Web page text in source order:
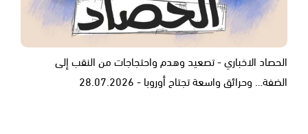
الحصاد الاخباري - تصعيد وهدم واحتجاجات من النقب إلى
الضفة… وحرائق واسعة تجتاح أوروبا - 28.07.2026